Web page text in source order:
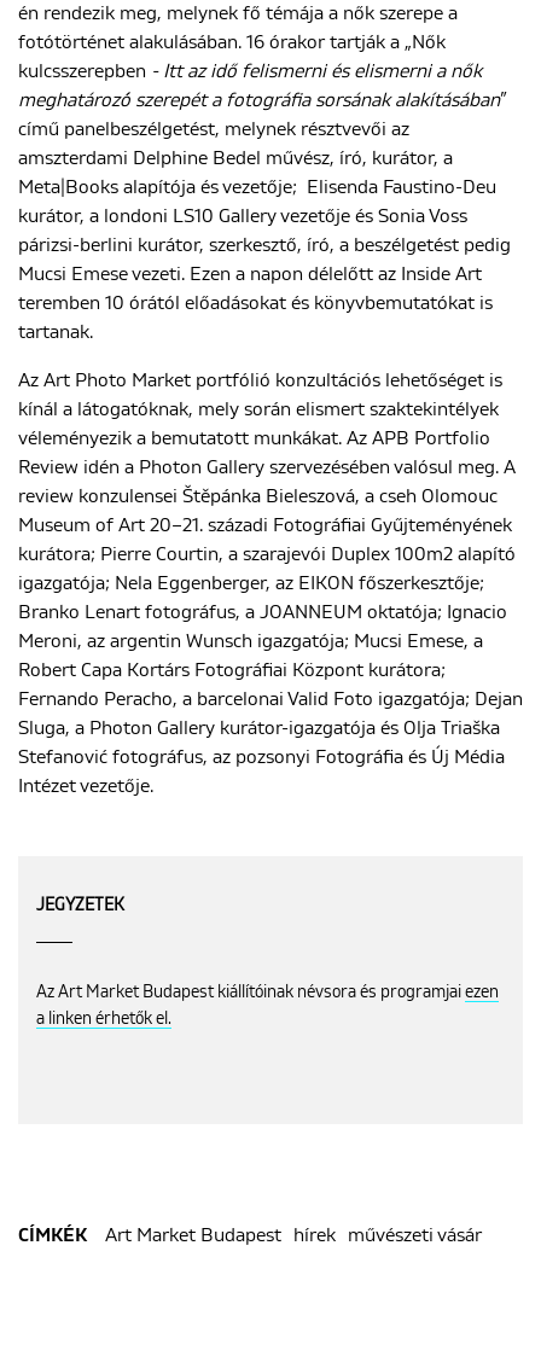
én rendezik meg, melynek fő témája a nők szerepe a
fotótörténet alakulásában. 16 órakor tartják a „Nők
kulcsszerepben - Itt az idő felismerni és elismerni a nők
meghatározó́ szerepét a fotográfia sorsának alakításában”
című panelbeszélgetést, melynek résztvevői az
amszterdami Delphine Bedel művész, író, kurátor, a
Meta|Books alapítója és vezetője; Elisenda Faustino-Deu
kurátor, a londoni LS10 Gallery vezetője és Sonia Voss
párizsi-berlini kurátor, szerkesztő, író, a beszélgetést pedig
Mucsi Emese vezeti. Ezen a napon délelőtt az Inside Art
teremben 10 órától előadásokat és könyvbemutatókat is
tartanak.
Az Art Photo Market portfólió konzultációs lehetőséget is
kínál a látogatóknak, mely során elismert szaktekintélyek
véleményezik a bemutatott munkákat. Az APB Portfolio
Review idén a Photon Gallery szervezésében valósul meg. A
review konzulensei Štěpánka Bieleszová, a cseh Olomouc
Museum of Art 20–21. századi Fotográfiai Gyűjteményének
kurátora; Pierre Courtin, a szarajevói Duplex 100m2 alapító
igazgatója; Nela Eggenberger, az EIKON főszerkesztője;
Branko Lenart fotográfus, a JOANNEUM oktatója; Ignacio
Meroni, az argentin Wunsch igazgatója; Mucsi Emese, a
Robert Capa Kortárs Fotográfiai Központ kurátora;
Fernando Peracho, a barcelonai Valid Foto igazgatója; Dejan
Sluga, a Photon Gallery kurátor-igazgatója és Olja Triaška
Stefanović fotográfus, az pozsonyi Fotográfia és Új Média
Intézet vezetője.
JEGYZETEK
Az Art Market Budapest kiállítóinak névsora és programjai ezen
a linken érhetők el.
CÍMKÉK Art Market Budapest hírek művészeti vásár